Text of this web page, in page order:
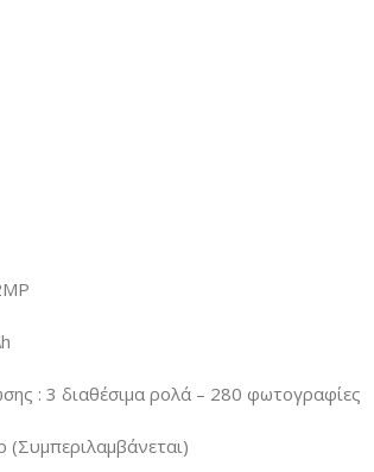
: 3 διαθέσιμα ρολά – 280 φωτογραφίες
(Συμπεριλαμβάνεται)